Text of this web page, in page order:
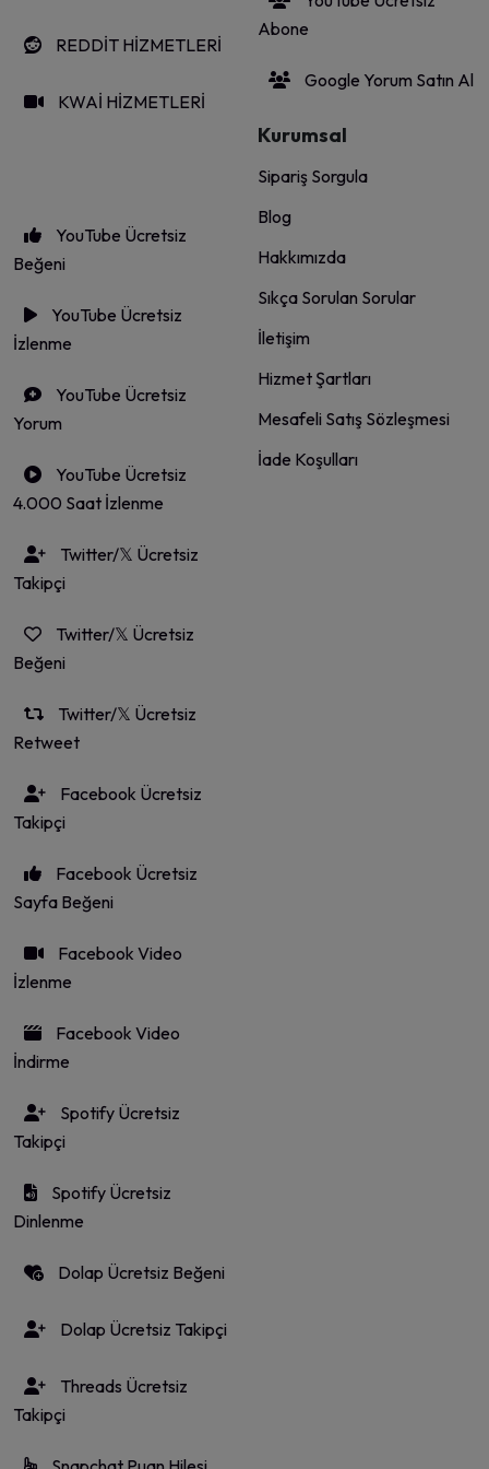
REDDİT HİZMETLERİ
KWAİ HİZMETLERİ
Abone
Google Yorum Satın Al
YouTube Ücretsiz
Beğeni
YouTube Ücretsiz
İzlenme
YouTube Ücretsiz
Yorum
YouTube Ücretsiz
4.000 Saat İzlenme
Twitter/𝕏 Ücretsiz
Takipçi
Twitter/𝕏 Ücretsiz
Beğeni
Twitter/𝕏 Ücretsiz
Retweet
Facebook Ücretsiz
Takipçi
Facebook Ücretsiz
Sayfa Beğeni
Facebook Video
İzlenme
Facebook Video
İndirme
Spotify Ücretsiz
Takipçi
Spotify Ücretsiz
Dinlenme
Dolap Ücretsiz Beğeni
Dolap Ücretsiz Takipçi
Threads Ücretsiz
Takipçi
Kurumsal
Sipariş Sorgula
Blog
Hakkımızda
Sıkça Sorulan Sorular
İletişim
Hizmet Şartları
Mesafeli Satış Sözleşmesi
İade Koşulları